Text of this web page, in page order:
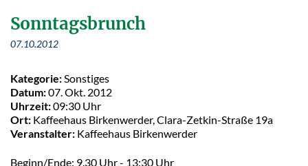
Sonntagsbrunch
07.10.2012
Kategorie: Sonstiges
Datum:07. Okt. 2012
Uhrzeit:09:30 Uhr
Ort: Kaffeehaus Birkenwerder, Clara-Zetkin-Straße 19a
Veranstalter: Kaffeehaus Birkenwerder
Beginn/Ende: 9.30 Uhr - 13:30 Uhr